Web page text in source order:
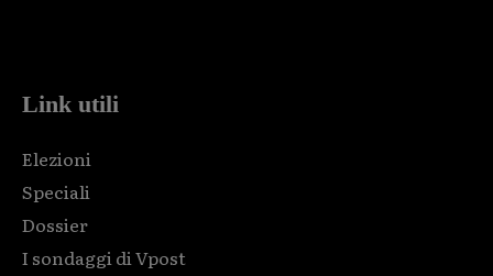
Link utili
Elezioni
Speciali
Dossier
I sondaggi di Vpost